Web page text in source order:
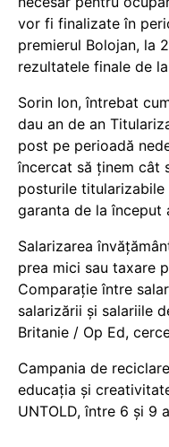
vor fi finalizate în
premierul Bolojan, la
rezultatele finale de
Sorin Ion, întrebat
dau an de an
post pe perioadă
încercat să ținem cât
posturile
garanta de la început
Salarizarea
prea mici sau taxare
Comparație între
salarizării și salariile
Britanie / Op Ed,
Campania de
educația și
UNTOLD, între 6 și 9